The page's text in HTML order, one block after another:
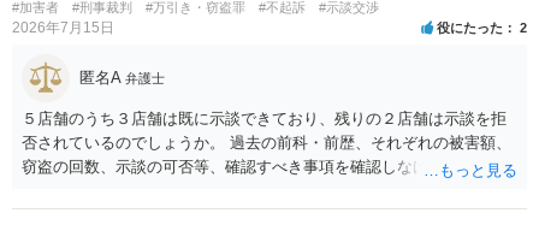
#加害者 #刑事裁判 #万引き・窃盗罪 #不起訴 #示談交渉
2026年7月15日 役にたった 2
匿名A 弁護士
５店舗のうち３店舗は既に示談できており、残りの２店舗は示談を拒
否されているのでしょうか。 過去の前科・前歴、それぞれの被害額、
窃盗の回数、示談の可否等、確認すべき事項を確認しなければ刑罰の
いいと思います。